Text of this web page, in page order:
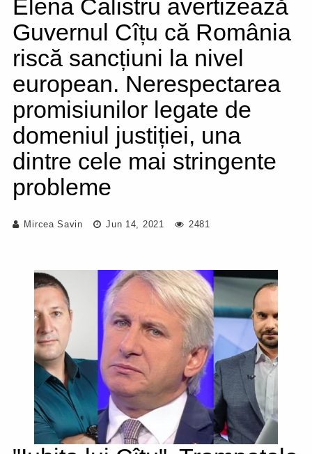
Elena Calistru avertizează
Guvernul Cîțu că România
riscă sancțiuni la nivel
european. Nerespectarea
promisiunilor legate de
domeniul justiției, una
dintre cele mai stringente
probleme
Mircea Savin Jun 14, 2021 2481